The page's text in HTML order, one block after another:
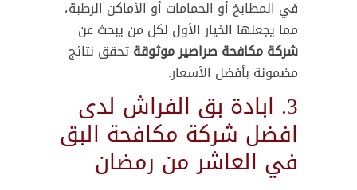
في المطابخ أو الحمامات أو الأماكن الرطبة،
مما يجعلها الخيار الأول لكل من يبحث عن
شركة مكافحة صراصير موثوقةتحقق نتائج
مضمونة بأفضل الأسعار.
3. ابادة بق الفراش لدى
افضل شركة مكافحة البق
في العاشر من رمضان